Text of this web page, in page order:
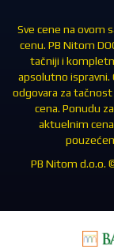
Sve cene na ovom
cenu. PB Nitom
tačniji i
apsolutno ispravni.
odgovara za tačnost
cena. Ponudu
aktuelnim
PB Nitom d.o.o.